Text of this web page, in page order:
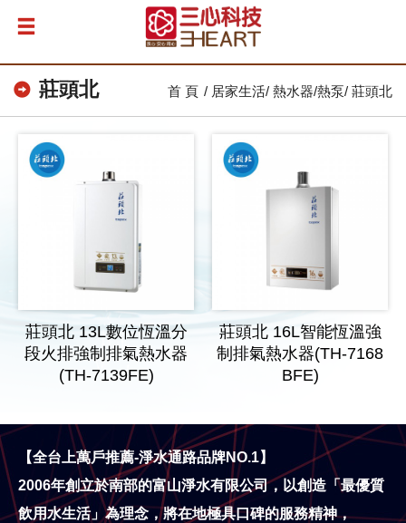
莊頭北 首 頁 居家生活 熱水器/熱泵 莊頭北
莊頭北 13L數位恆溫分
段火排強制排氣熱水器
(TH-7139FE)
莊頭北 16L智能恆溫強
制排氣熱水器(TH-7168
BFE)
【全台上萬戶推薦-淨水通路品牌NO.1】
2006年創立於南部的富山淨水有限公司，以創造「最優質
飲用水生活」為理念，將在地極具口碑的服務精神，